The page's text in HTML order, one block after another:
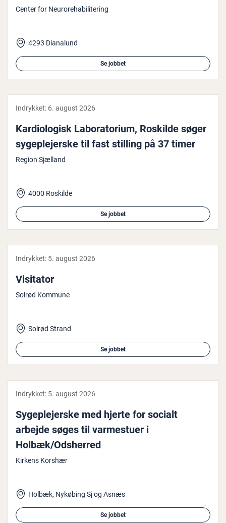
Center for Neurorehabilitering
4293 Dianalund
Se jobbet
Indrykket: 6. august 2026
Kar­di­o­lo­gisk La­bo­ra­to­ri­um, Roskilde søger
sy­geple­jer­ske til fast stilling på 37 timer
Region Sjælland
4000 Roskilde
Se jobbet
Indrykket: 5. august 2026
Visitator
Solrød Kommune
Solrød Strand
Se jobbet
Indrykket: 5. august 2026
Sy­geple­jer­ske med hjerte for socialt
arbejde søges til var­mestu­er i
Holbæk/Odsherred
Kirkens Korshær
Holbæk, Nykøbing Sj og Asnæs
Se jobbet